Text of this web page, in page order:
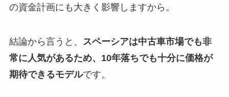
の資金計画にも大きく影響しますから。
結論から言うと、 スペーシアは中古車市場でも非
常に人気があるため、10年落ちでも十分に価格が
期待できるモデルです。